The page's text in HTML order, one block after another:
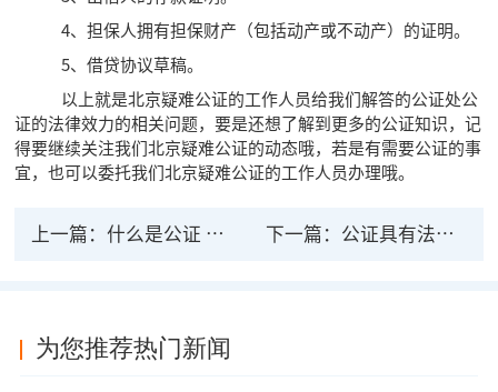
4、担保人拥有担保财产（包括动产或不动产）的证明。
5、借贷协议草稿。
以上就是北京疑难公证的工作人员给我们解答的公证处公
证的法律效力的相关问题，要是还想了解到更多的公证知识，记
得要继续关注我们北京疑难公证的动态哦，若是有需要公证的事
宜，也可以委托我们北京疑难公证的工作人员办理哦。
上一篇：什么是公证 民间公证有法律效力吗 下一篇： 公证具有法律效力吗？公证的法律效力有哪些？
为您推荐热门新闻